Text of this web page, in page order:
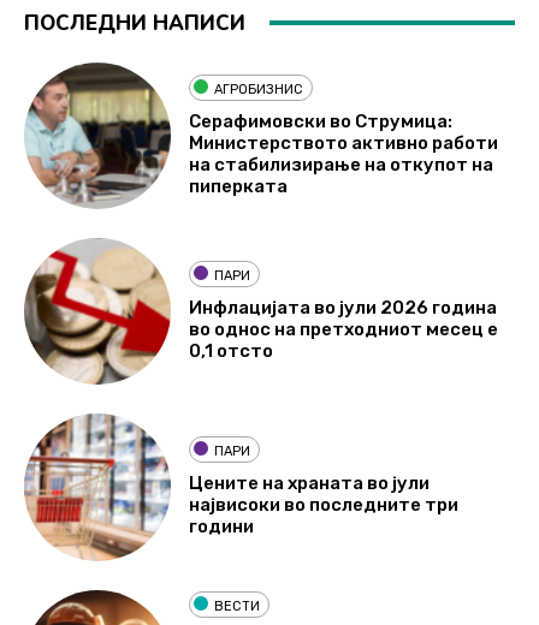
ПОСЛЕДНИ НАПИСИ
АГРОБИЗНИС
Серафимовски во Струмица:
Министерството активно работи
на стабилизирање на откупот на
пиперката
ПАРИ
Инфлацијата во јули 2026 година
во однос на претходниот месец е
0,1 отсто
ПАРИ
Цените на храната во јули
највисоки во последните три
години
ВЕСТИ